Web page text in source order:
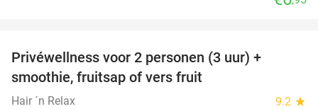
Privéwellness voor 2 personen (3 uur) +
smoothie, fruitsap of vers fruit
Hair ´n Relax 9.2 star